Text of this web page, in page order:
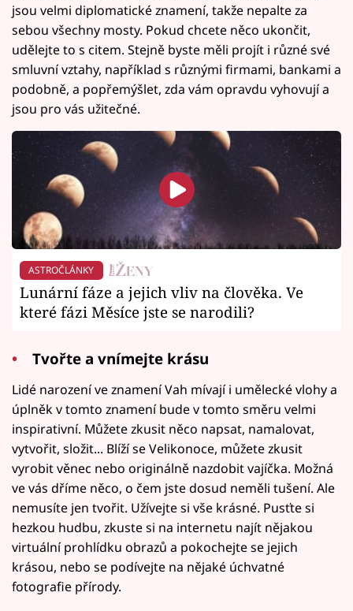
jsou velmi diplomatické znamení, takže nepalte za
sebou všechny mosty. Pokud chcete něco ukončit,
udělejte to s citem. Stejně byste měli projít i různé své
smluvní vztahy, například s různými firmami, bankami a
podobně, a popřemýšlet, zda vám opravdu vyhovují a
jsou pro vás užitečné.
ASTROČLÁNKY
Lunární fáze a jejich vliv na člověka. Ve
které fázi Měsíce jste se narodili?
Tvořte a vnímejte krásu
Lidé narození ve znamení Vah mívají i umělecké vlohy a
úplněk v tomto znamení bude v tomto směru velmi
inspirativní. Můžete zkusit něco napsat, namalovat,
vytvořit, složit... Blíží se Velikonoce, můžete zkusit
vyrobit věnec nebo originálně nazdobit vajíčka. Možná
ve vás dříme něco, o čem jste dosud neměli tušení. Ale
nemusíte jen tvořit. Užívejte si vše krásné. Pusťte si
hezkou hudbu, zkuste si na internetu najít nějakou
virtuální prohlídku obrazů a pokochejte se jejich
krásou, nebo se podívejte na nějaké úchvatné
fotografie přírody.